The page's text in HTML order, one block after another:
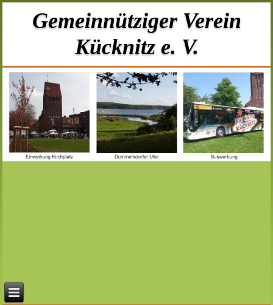
Gemeinnütziger Verein
Kücknitz e. V.